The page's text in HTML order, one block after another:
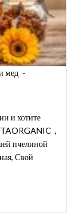
мед
и хотите
,
пчелиной
Свой